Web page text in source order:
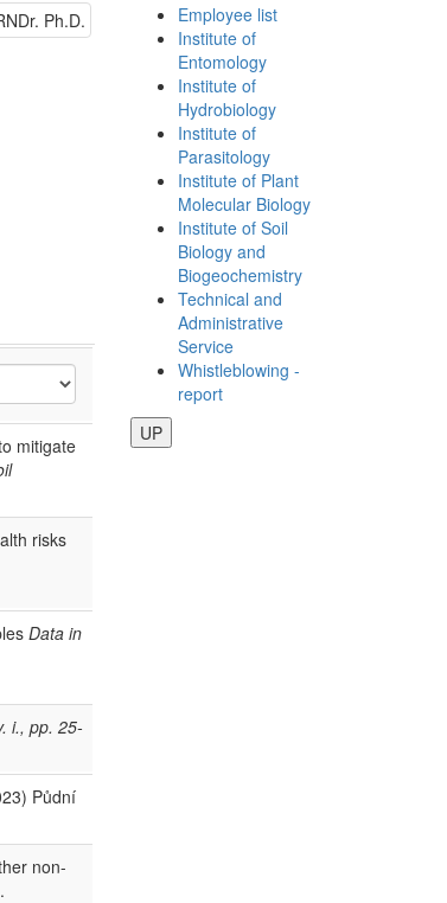
mitigate
risks
Data in
i., pp. 25-
Půdní
non-
Employee list
Institute of
Entomology
Institute of
Hydrobiology
Institute of
Parasitology
Institute of Plant
Molecular Biology
Institute of Soil
Biology and
Biogeochemistry
Technical and
Administrative
Service
Whistleblowing -
report
UP